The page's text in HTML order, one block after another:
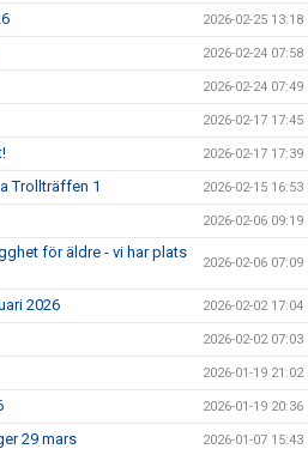
2026-02-25 13:18
2026-02-24 07:58
2026-02-24 07:49
2026-02-17 17:45
2026-02-17 17:39
Trollträffen 1 2026-02-15 16:53
2026-02-06 09:19
för äldre - vi har plats
2026-02-06 07:09
2026 2026-02-02 17:04
2026-02-02 07:03
2026-01-19 21:02
2026-01-19 20:36
29 mars 2026-01-07 15:43